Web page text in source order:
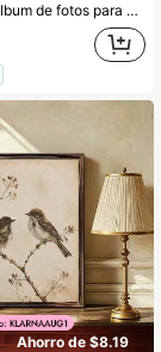
parejas 4x6, pequeño álbum de fotos con ranuras, libro de fotos con cubierta de tela, páginas interiores sin ácido, cubierta personalizada DIY con pegatinas de cristal con temática de pareja, beige
Ahorro de $8.19